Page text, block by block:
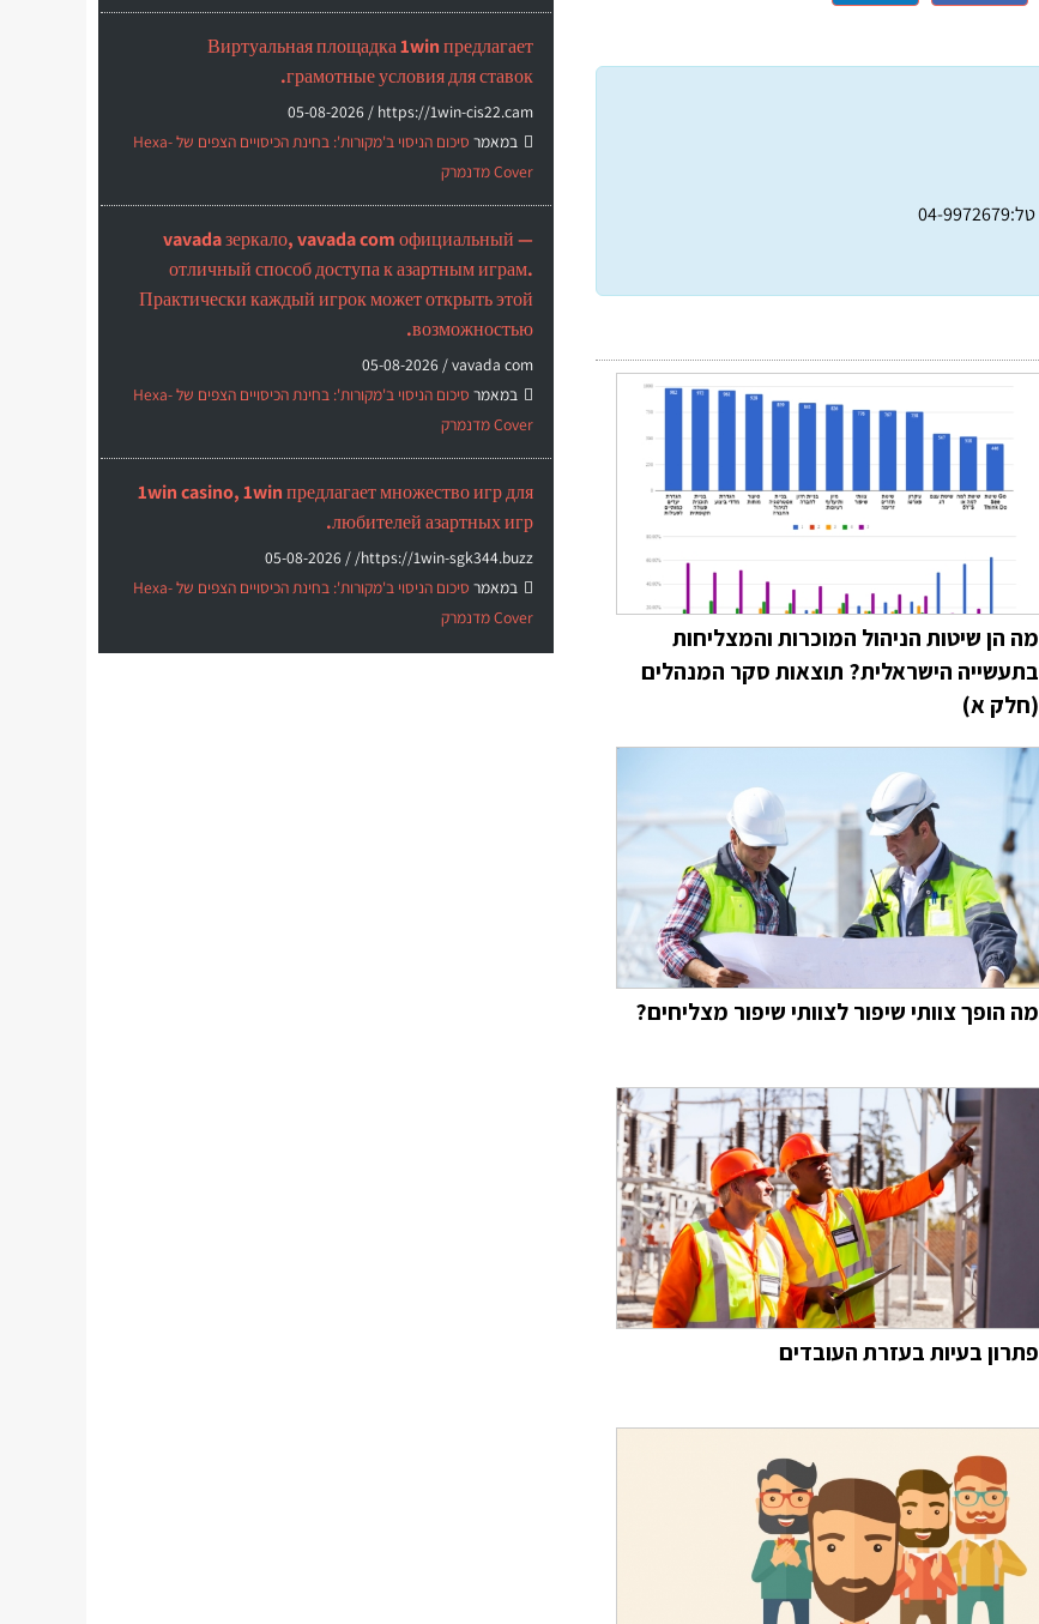
טל:04-9972679
מה הן שיטות הניהול המוכרות והמצליחות
בתעשייה הישראלית? תוצאות סקר המנהלים
(חלק א)
מה הופך צוותי שיפור לצוותי שיפור מצליחים?
פתרון בעיות בעזרת העובדים
Виртуальная площадка 1win предлагает
грамотные условия для ставок.
https://1win-cis22.cam /
05-08-2026
במאמר
סיכום הניסוי ב'מקורות': בחינת הכיסויים הצפים של Hexa-
Cover מדנמרק
vavada зеркало, vavada com официальный —
отличный способ доступа к азартным играм.
Практически каждый игрок может открыть этой
возможностью.
vavada com /
05-08-2026
במאמר
סיכום הניסוי ב'מקורות': בחינת הכיסויים הצפים של Hexa-
Cover מדנמרק
1win casino, 1win предлагает множество игр для
любителей азартных игр.
https://1win-sgk344.buzz/ /
05-08-2026
במאמר
סיכום הניסוי ב'מקורות': בחינת הכיסויים הצפים של Hexa-
Cover מדנמרק